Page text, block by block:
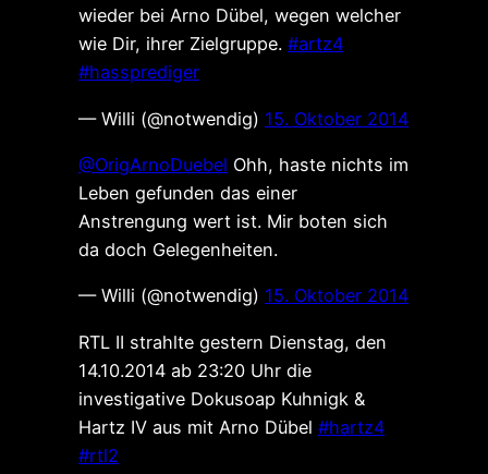
wieder bei Arno Dübel, wegen welcher
wie Dir, ihrer Zielgruppe. #artz4
#hassprediger
— Willi (@notwendig) 15. Oktober 2014
@OrigArnoDuebel Ohh, haste nichts im
Leben gefunden das einer
Anstrengung wert ist. Mir boten sich
da doch Gelegenheiten.
— Willi (@notwendig) 15. Oktober 2014
RTL II strahlte gestern Dienstag, den
14.10.2014 ab 23:20 Uhr die
investigative Dokusoap Kuhnigk &
Hartz IV aus mit Arno Dübel #hartz4
#rtl2